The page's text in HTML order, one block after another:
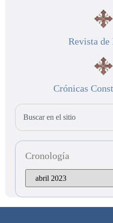
Revista de
Crónicas
Cronología